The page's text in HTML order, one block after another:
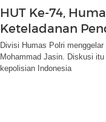
HUT Ke-74,
Keteladanan
Divisi Humas Polri
Mohammad Jasin. Diskusi
kepolisian Indonesia